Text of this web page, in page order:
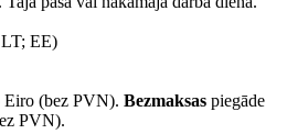
EE)
Eiro (bez PVN). Bezmaksas piegāde
PVN).